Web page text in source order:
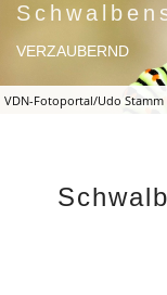
VDN-Fotoportal/Udo Stamm
VERZAUBERND